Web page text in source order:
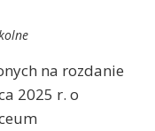
na rozdanie
2025 r. o